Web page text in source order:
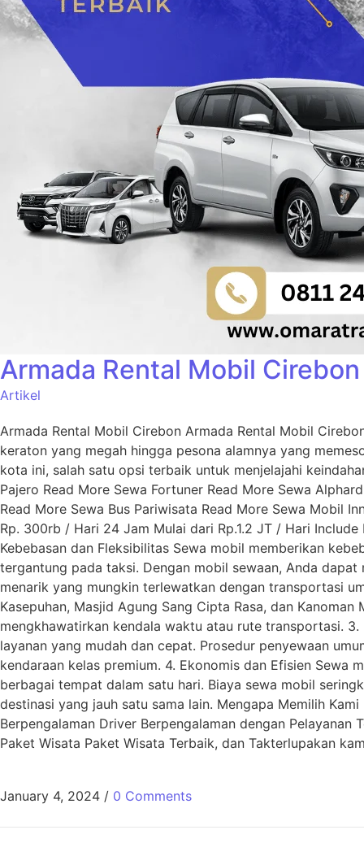
Armada Rental Mobil Cirebon
Artikel
Armada Rental Mobil Cirebon Armada Rental Mobil
keraton yang megah hingga pesona alamnya yang
kota ini, salah satu opsi terbaik untuk menjelajahi
Pajero Read More Sewa Fortuner Read More Sewa
Read More Sewa Bus Pariwisata Read More Sewa Mobil
Rp. 300rb / Hari 24 Jam Mulai dari Rp.1.2 JT / Hari
Kebebasan dan Fleksibilitas Sewa mobil memberikan
tergantung pada taksi. Dengan mobil sewaan, Anda
menarik yang mungkin terlewatkan dengan transportasi
Kasepuhan, Masjid Agung Sang Cipta Rasa, dan
mengkhawatirkan kendala waktu atau rute transportasi.
layanan yang mudah dan cepat. Prosedur penyewaan
kendaraan kelas premium. 4. Ekonomis dan Efisien
berbagai tempat dalam satu hari. Biaya sewa mobil
destinasi yang jauh satu sama lain. Mengapa Memilih
Berpengalaman Driver Berpengalaman dengan Pelayanan
Paket Wisata Paket Wisata Terbaik, dan Takterlupakan
January 4, 2024 / 0 Comments